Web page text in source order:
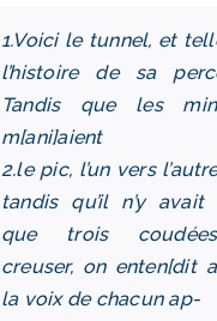
1.Voici le tunnel, et
l’histoire de sa
Tandis que les
m[ani]aient
2.le pic, l’un vers
tandis qu’il n’y avait
que trois
creuser, on enten[dit
la voix de chacun ap-